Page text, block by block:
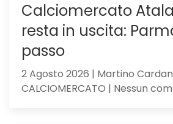
Calciomercato
resta in uscita:
passo
2 Agosto 2026 | Martino
CALCIOMERCATO | Nessun